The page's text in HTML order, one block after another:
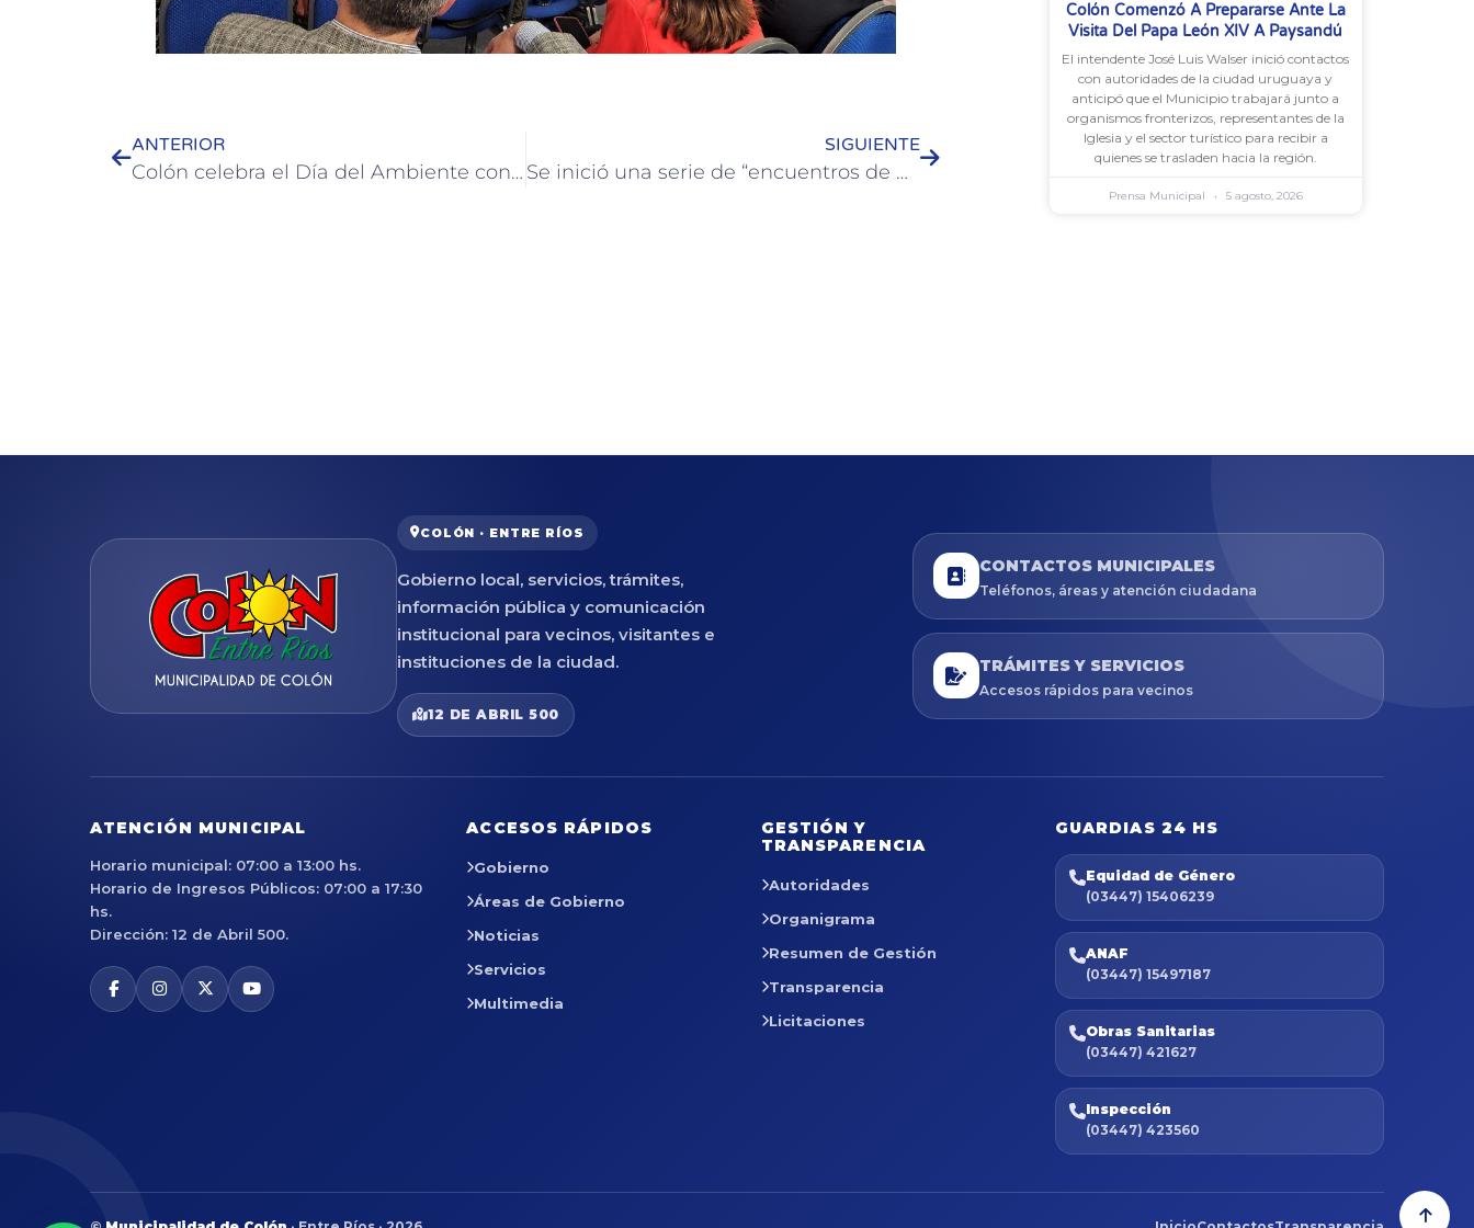
ANTERIOR
Colón celebra el Día del Ambiente con un gran festival en el Puerto
SIGUIENTE
Se inició una serie de “encuentros de historia” en el Palacio de Turismo de Colón
Colón Comenzó A Prepararse Ante La
Visita Del Papa León XIV A Paysandú
El intendente José Luis Walser inició contactos
con autoridades de la ciudad uruguaya y
anticipó que el Municipio trabajará junto a
organismos fronterizos, representantes de la
Iglesia y el sector turístico para recibir a
quienes se trasladen hacia la región.
Prensa Municipal 5 agosto, 2026
COLÓN · ENTRE RÍOS
Gobierno local, servicios, trámites,
información pública y comunicación
institucional para vecinos, visitantes e
instituciones de la ciudad.
12 DE ABRIL 500
CONTACTOS MUNICIPALES
Teléfonos, áreas y atención ciudadana
TRÁMITES Y SERVICIOS
Accesos rápidos para vecinos
ATENCIÓN MUNICIPAL
Horario municipal: 07:00 a 13:00 hs.
Horario de Ingresos Públicos: 07:00 a 17:30
hs.
Dirección: 12 de Abril 500.
ACCESOS RÁPIDOS
Gobierno
Áreas de Gobierno
Noticias
Servicios
Multimedia
GESTIÓN Y
TRANSPARENCIA
Autoridades
Organigrama
Resumen de Gestión
Transparencia
Licitaciones
GUARDIAS 24 HS
Equidad de Género
(03447) 15406239
ANAF
(03447) 15497187
Obras Sanitarias
(03447) 421627
Inspección
(03447) 423560